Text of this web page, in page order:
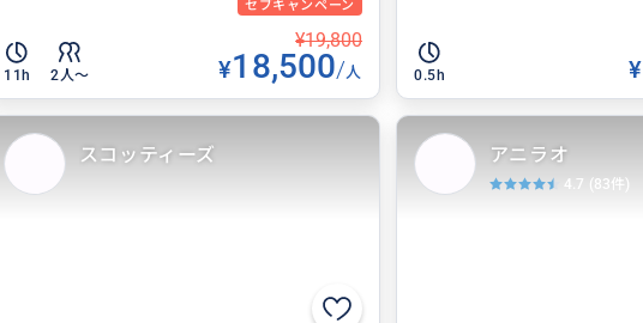
セブキャンペーン
11h 2人〜
¥19,800
¥18,500/人 0.5h ¥
スコッティーズ アニラオ
4.7 (83件)